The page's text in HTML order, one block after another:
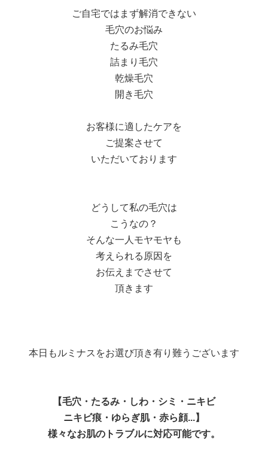
ご自宅ではまず解消できない
毛穴のお悩み
たるみ毛穴
詰まり毛穴
乾燥毛穴
開き毛穴
お客様に適したケアを
ご提案させて
いただいております
どうして私の毛穴は
こうなの？
そんな一人モヤモヤも
考えられる原因を
お伝えまでさせて
頂きます
本日もルミナスをお選び頂き有り難うございます
【毛穴・たるみ・しわ・シミ・ニキビ
ニキビ痕・ゆらぎ肌・赤ら顔...】
様々なお肌のトラブルに対応可能です。